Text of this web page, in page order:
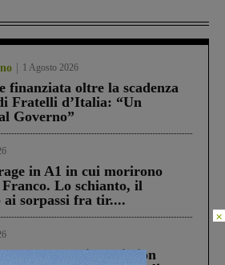
1 Agosto 2026
finanziata oltre la scadenza
Fratelli d’Italia: “Un
Governo”
in A1 in cui morirono
Lo schianto, il
ai sorpassi fra tir....
struttura di Castiglion
×